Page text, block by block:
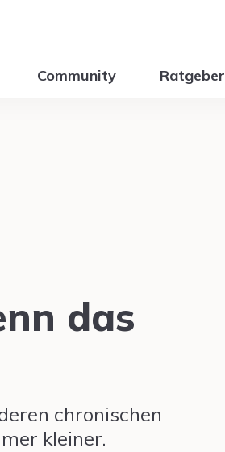
Community Ratgeber
das
chronischen
kleiner.